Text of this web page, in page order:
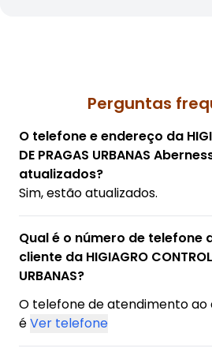
Perguntas
O telefone e endereço da
DE PRAGAS URBANAS
atualizados?
Sim, estão atualizados.
Qual é o número de telefone
cliente da HIGIAGRO
URBANAS?
O telefone de atendimento
éVer telefone